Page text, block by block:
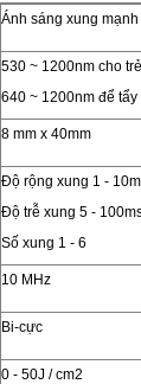
Ánh sáng xung
530 ~ 1200nm cho
640 ~ 1200nm để tẩy
8 mm x 40mm
Độ rộng xung 1 -
Độ trễ xung 5 -
Số xung 1 - 6
10 MHz
Bi-cực
0 - 50J / cm2